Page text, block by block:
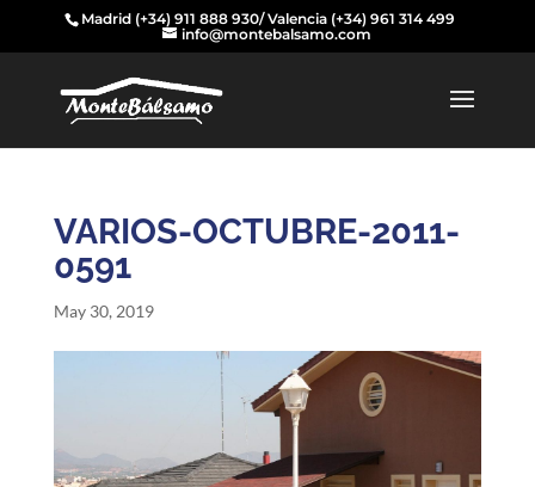
Madrid (+34) 911 888 930/ Valencia (+34) 961 314 499
info@montebalsamo.com
VARIOS-OCTUBRE-2011-
0591
May 30, 2019